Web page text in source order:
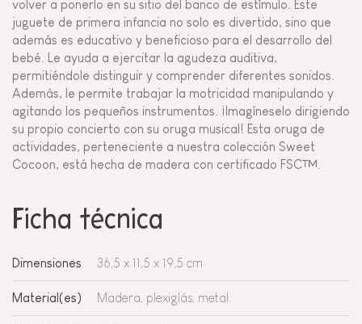
volver a ponerlo en su sitio del banco de estímulo. Este
juguete de primera infancia no solo es divertido, sino que
además es educativo y beneficioso para el desarrollo del
bebé. Le ayuda a ejercitar la agudeza auditiva,
permitiéndole distinguir y comprender diferentes sonidos.
Además, le permite trabajar la motricidad manipulando y
agitando los pequeños instrumentos. ¡Imagíneselo dirigiendo
su propio concierto con su oruga musical! Esta oruga de
actividades, perteneciente a nuestra colección Sweet
Cocoon, está hecha de madera con certificado FSC™.
Ficha técnica
Dimensiones 36,5 x 11,5 x 19,5 cm
Material(es) Madera, plexiglás, metal.